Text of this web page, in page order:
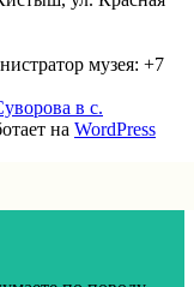
музея: +7
в с.
на WordPress